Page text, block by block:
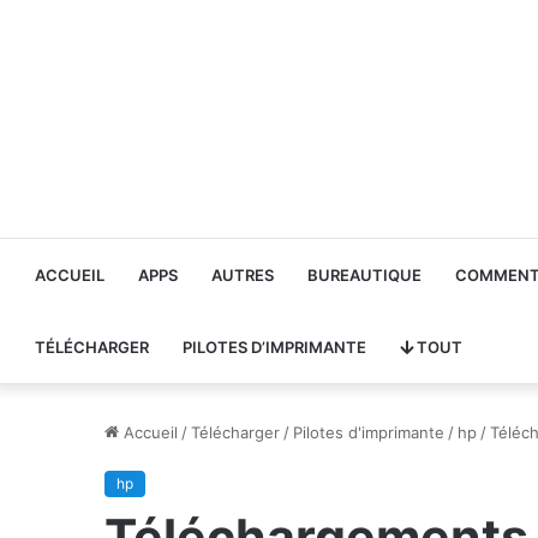
ACCUEIL APPS AUTRES BUREAUTIQUE
TÉLÉCHARGER PILOTES D’IMPRIMANTE TOUT
Accueil /Télécharger / Pilotes d'imprimante / hp /
hp